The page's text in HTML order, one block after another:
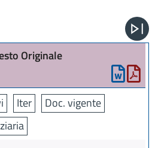
Originale
Iter
Doc. vigente